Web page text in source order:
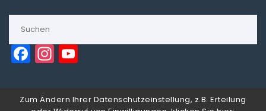
F
a
c
In
st
a
Y
u
Zum Ändern Ihrer Datenschutzeinstellung, z.B. Erteilung